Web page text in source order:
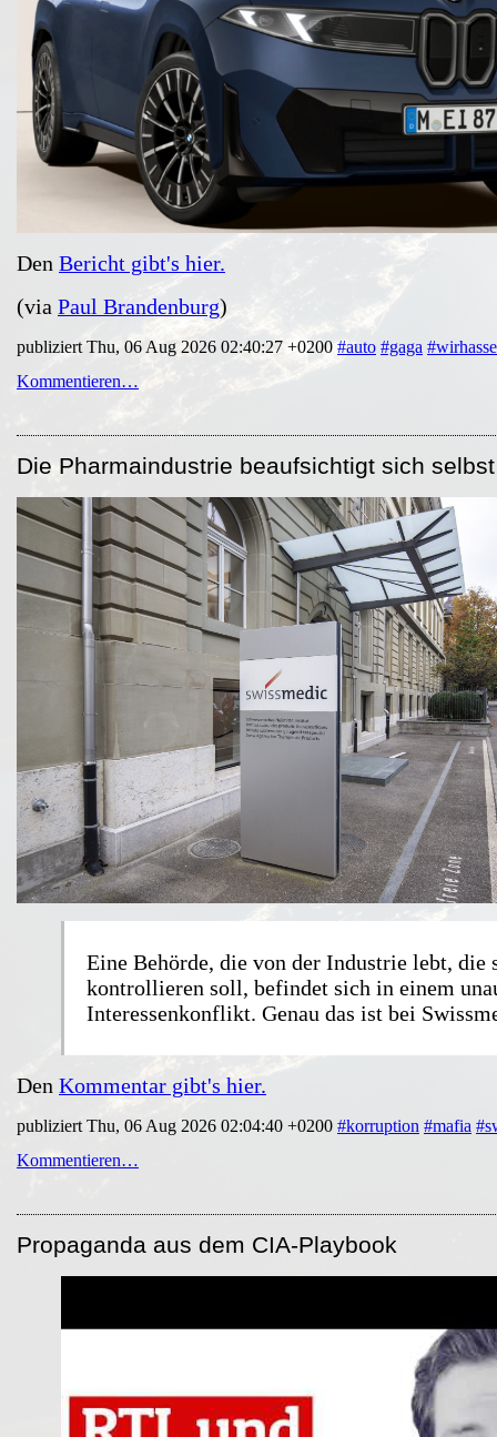
Den Bericht gibt's hier.
(via Paul Brandenburg)
publiziert Thu, 06 Aug 2026 02:40:27 +0200 #auto #gaga
Kommentieren…
Die Pharmaindustrie beaufsichtigt sich selbst
Eine Behörde, die von der Industrie lebt, die
kontrollieren soll, befindet sich in einem
Interessenkonflikt. Genau das ist bei
Den Kommentar gibt's hier.
publiziert Thu, 06 Aug 2026 02:04:40 +0200 #korruption #mafia
Kommentieren…
Propaganda aus dem CIA-Playbook